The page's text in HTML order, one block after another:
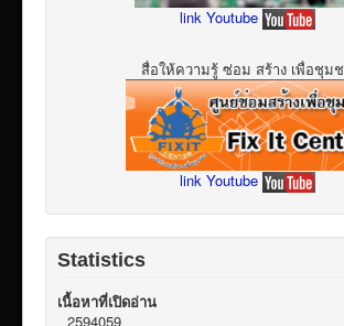
link Youtube
สื่อให้ความรู้ ซ่อม สร้าง เพื่อชุม
link Youtube
Statistics
เนื้อหาที่เปิดอ่าน
2594059